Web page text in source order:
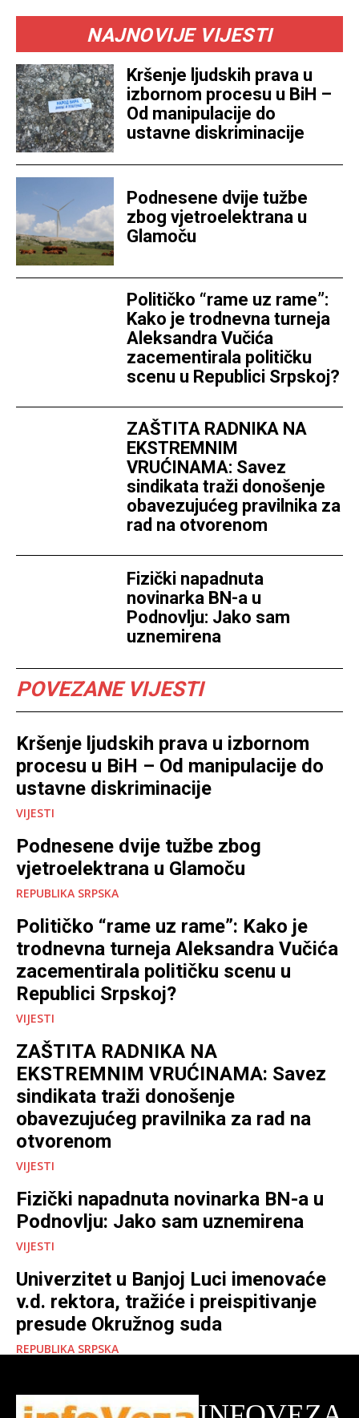
NAJNOVIJE VIJESTI
Kršenje ljudskih prava u
izbornom procesu u BiH –
Od manipulacije do
ustavne diskriminacije
Podnesene dvije tužbe
zbog vjetroelektrana u
Glamoču
Političko “rame uz rame”:
Kako je trodnevna turneja
Aleksandra Vučića
zacementirala političku
scenu u Republici Srpskoj?
ZAŠTITA RADNIKA NA
EKSTREMNIM
VRUĆINAMA: Savez
sindikata traži donošenje
obavezujućeg pravilnika za
rad na otvorenom
Fizički napadnuta
novinarka BN-a u
Podnovlju: Jako sam
uznemirena
POVEZANE VIJESTI
Kršenje ljudskih prava u izbornom
procesu u BiH – Od manipulacije do
ustavne diskriminacije
VIJESTI
Podnesene dvije tužbe zbog
vjetroelektrana u Glamoču
REPUBLIKA SRPSKA
Političko “rame uz rame”: Kako je
trodnevna turneja Aleksandra Vučića
zacementirala političku scenu u
Republici Srpskoj?
VIJESTI
ZAŠTITA RADNIKA NA
EKSTREMNIM VRUĆINAMA: Savez
sindikata traži donošenje
obavezujućeg pravilnika za rad na
otvorenom
VIJESTI
Fizički napadnuta novinarka BN-a u
Podnovlju: Jako sam uznemirena
VIJESTI
Univerzitet u Banjoj Luci imenovaće
v.d. rektora, tražiće i preispitivanje
presude Okružnog suda
REPUBLIKA SRPSKA